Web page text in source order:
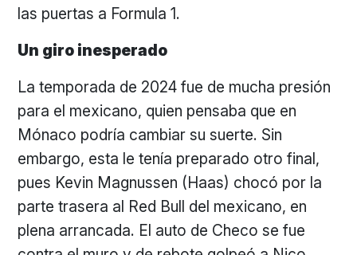
las puertas a Formula 1.
Un giro inesperado
La temporada de 2024 fue de mucha presión
para el mexicano, quien pensaba que en
Mónaco podría cambiar su suerte. Sin
embargo, esta le tenía preparado otro final,
pues Kevin Magnussen (Haas) chocó por la
parte trasera al Red Bull del mexicano, en
plena arrancada. El auto de Checo se fue